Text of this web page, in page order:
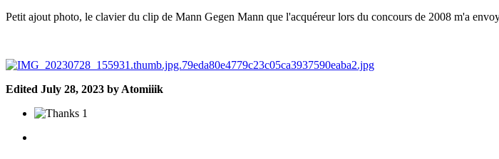
Petit ajout photo, le clavier du clip de Mann Gegen Mann que l'acquéreur lors du concours de 2008 m'a
Edited July 28, 2023 by Atomiiik
1